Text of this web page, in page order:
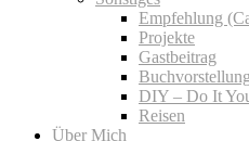
Empfehlung
Projekte
Gastbeitrag
DIY – Do It
Reisen
Über Mich